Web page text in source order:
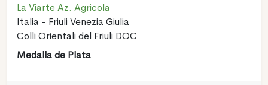
La Viarte Az. Agricola
Italia - Friuli Venezia Giulia
Colli Orientali del Friuli DOC
Medalla de Plata